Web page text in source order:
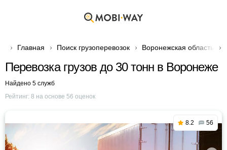
Главная Поиск грузоперевозок Воронежская область
Перевозка грузов до 30 тонн в Воронеже
Найдено 5 служб
Рейтинг: 8 на основе 56 оценок
8.2 56